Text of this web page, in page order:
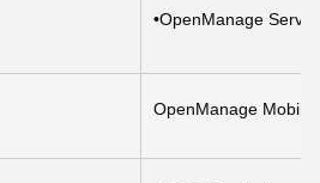
•OpenManage
OpenManage Mobile